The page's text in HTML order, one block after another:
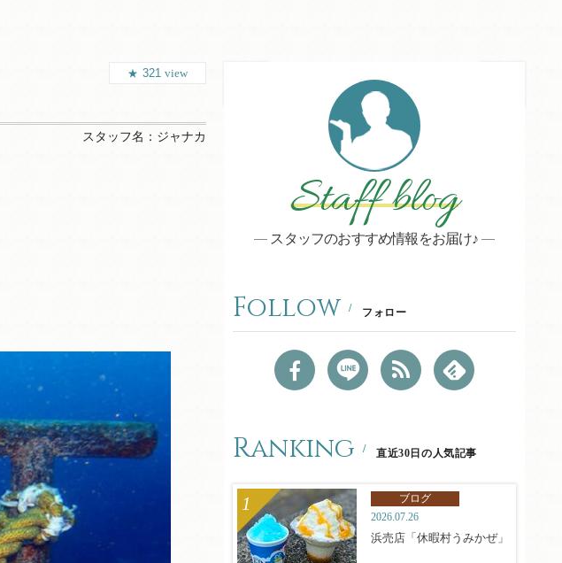
321 view
スタッフ名： ジャナカ
Staff blog
スタッフのおすすめ情報をお届け♪
Follow フォロー
Ranking 直近30日の人気記事
ブログ
2026.07.26
浜売店「休暇村うみかぜ」